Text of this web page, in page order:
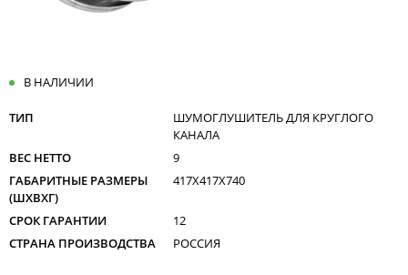
В НАЛИЧИИ
ТИП
ШУМОГЛУШИТЕЛЬ ДЛЯ КРУГЛОГО
КАНАЛА
ВЕС НЕТТО
9
ГАБАРИТНЫЕ РАЗМЕРЫ
(ШXВXГ)
417X417X740
СРОК ГАРАНТИИ
12
СТРАНА ПРОИЗВОДСТВА
РОССИЯ